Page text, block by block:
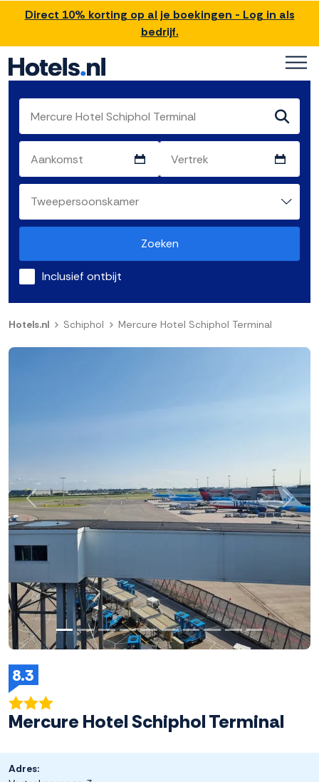
Direct 10% korting op al je boekingen - Log in als
bedrijf.
Zoeken
Inclusief ontbijt
Hotels.nl Schiphol Mercure Hotel Schiphol Terminal
8.3
Mercure Hotel Schiphol Terminal
Adres: